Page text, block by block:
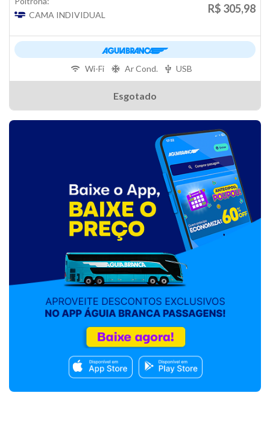
CAMA INDIVIDUAL
R$ 305,98
Esgotado
Wi-Fi Ar Cond. USB